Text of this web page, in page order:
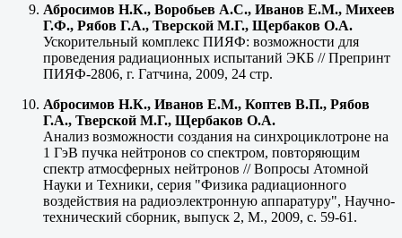
Абросимов Н.К., Воробьев А.С., Иванов Е.М., Михеев
Г.Ф., Рябов Г.А., Тверской М.Г., Щербаков О.А.
Ускорительный комплекс ПИЯФ: возможности для
проведения радиационных испытаний ЭКБ // Препринт
ПИЯФ-2806, г. Гатчина, 2009, 24 стр.
Абросимов Н.К., Иванов Е.М., Коптев В.П., Рябов
Г.А., Тверской М.Г., Щербаков О.А.
Анализ возможности создания на синхроциклотроне на
1 ГэВ пучка нейтронов со спектром, повторяющим
спектр атмосферных нейтронов // Вопросы Атомной
Науки и Техники, серия "Физика радиационного
воздействия на радиоэлектронную аппаратуру", Научно-
технический сборник, выпуск 2, М., 2009, с. 59-61.